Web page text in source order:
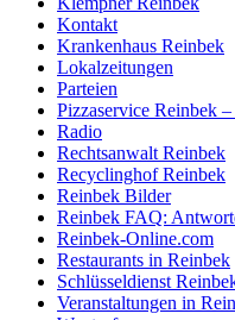
Kontakt
Krankenhaus Reinbek
Lokalzeitungen
Parteien
Pizzaservice Reinbek
Radio
Rechtsanwalt Reinbek
Recyclinghof Reinbek
Reinbek Bilder
Reinbek FAQ:
Reinbek-Online.com
Restaurants in Reinbek
Schlüsseldienst
Veranstaltungen in